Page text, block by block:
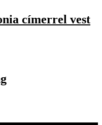
címerrel vest